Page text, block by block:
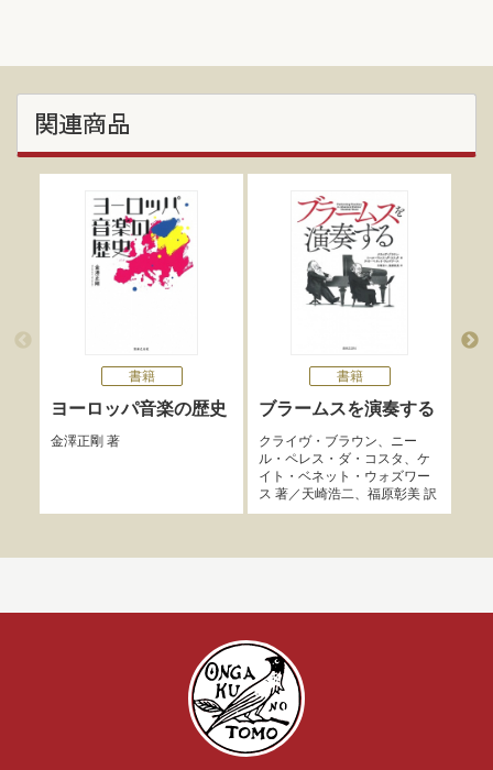
関連商品
書籍
ヨーロッパ音楽の歴史
金澤正剛 著
書籍
ブラームスを演奏する
クライヴ・ブラウン、 ニー
ル・ペレス・ダ・コスタ 、 ケ
イト・ベネット・ウォズワー
ス 著／ 天崎浩二、 福原彰美訳